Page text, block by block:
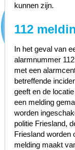
kunnen zijn.
112
In het geval van
alarmnummer
met een
betreffende
geeft en de
een melding
worden
politie Friesland,
Friesland worden
melding maakt